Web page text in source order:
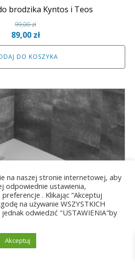
brodzika Kyntos i Teos
99,00zł
Pierwotna
cena
wynosiła:
99,00 zł.
89,00 złAktualna
cena
wynosi:
89,00 zł.
DO KOSZYKA
C 80x80 biały
na naszej stronie internetowej, aby
odpowiednie ustawienia,
. Klikając “Akceptuj
na używanie WSZYSTKICH
odwiedzić "USTAWIENIA"by
Akceptuj